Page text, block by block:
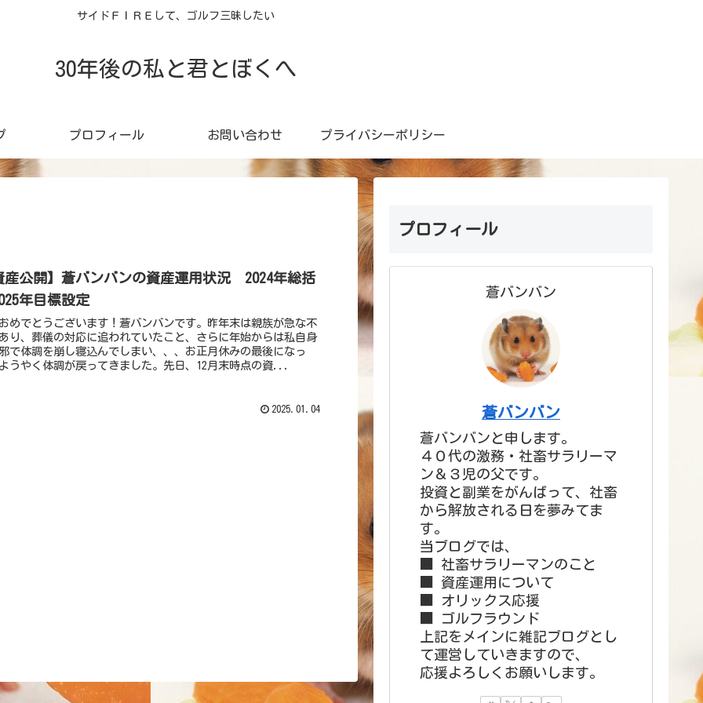
サイドＦＩＲＥして、ゴルフ三昧したい
30年後の私と君とぼくへ
プロフィール お問い合わせ プライバシーポリシー
産公開】蒼バンバンの資産運用状況 2024年総括
年目標設定
めでとうございます！蒼バンバンです。昨年末は親族が急な不
り、葬儀の対応に追われていたこと、さらに年始からは私自身
で体調を崩し寝込んでしまい、、、お正月休みの最後になっ
うやく体調が戻ってきました。先日、12月末時点の資...
2025.01.04
プロフィール
蒼バンバン
蒼バンバン
蒼バンバンと申します。
４０代の激務・社畜サラリーマ
ン＆３児の父です。
投資と副業をがんばって、社畜
から解放される日を夢みてま
す。
当ブログでは、
■ 社畜サラリーマンのこと
■ 資産運用について
■ オリックス応援
■ ゴルフラウンド
上記をメインに雑記ブログとし
て運営していきますので、
応援よろしくお願いします。